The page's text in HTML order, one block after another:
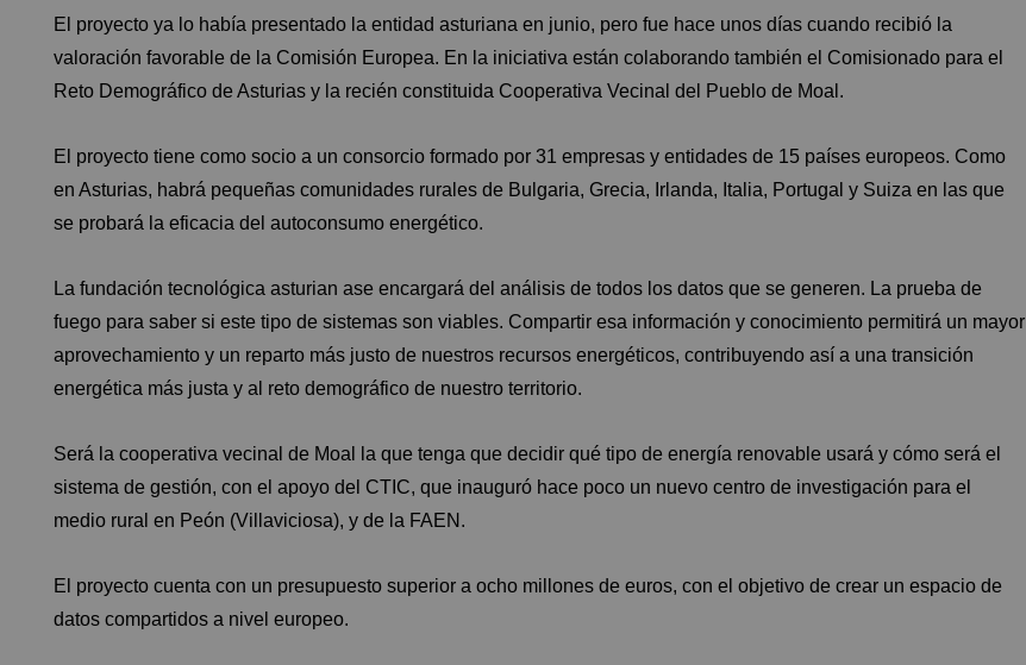
El proyecto ya lo había presentado la entidad asturiana en junio, pero fue hace unos días cuando recibió la
valoración favorable de la Comisión Europea. En la iniciativa están colaborando también el Comisionado para el
Reto Demográfico de Asturias y la recién constituida Cooperativa Vecinal del Pueblo de Moal.
El proyecto tiene como socio a un consorcio formado por 31 empresas y entidades de 15 países europeos. Como
en Asturias, habrá pequeñas comunidades rurales de Bulgaria, Grecia, Irlanda, Italia, Portugal y Suiza en las que
se probará la eficacia del autoconsumo energético.
La fundación tecnológica asturian ase encargará del análisis de todos los datos que se generen. La prueba de
fuego para saber si este tipo de sistemas son viables. Compartir esa información y conocimiento permitirá un mayor
aprovechamiento y un reparto más justo de nuestros recursos energéticos, contribuyendo así a una transición
energética más justa y al reto demográfico de nuestro territorio.
Será la cooperativa vecinal de Moal la que tenga que decidir qué tipo de energía renovable usará y cómo será el
sistema de gestión, con el apoyo del CTIC, que inauguró hace poco un nuevo centro de investigación para el
medio rural en Peón (Villaviciosa), y de la FAEN.
El proyecto cuenta con un presupuesto superior a ocho millones de euros, con el objetivo de crear un espacio de
datos compartidos a nivel europeo.